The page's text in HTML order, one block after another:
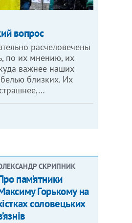
вопрос
расчеловечены
по их мнению, их
важнее наших
близких. Их
СКРИПНИК
пам’ятники
Горькому на
соловецьких